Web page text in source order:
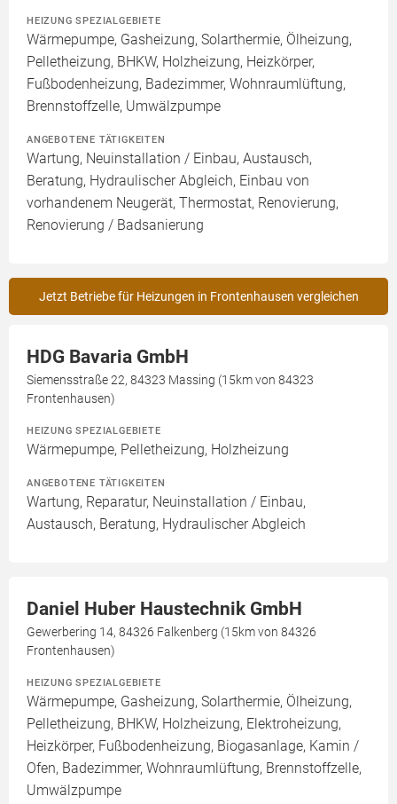
HEIZUNG SPEZIALGEBIETE
Wärmepumpe, Gasheizung, Solarthermie, Ölheizung,
Pelletheizung, BHKW, Holzheizung, Heizkörper,
Fußbodenheizung, Badezimmer, Wohnraumlüftung,
Brennstoffzelle, Umwälzpumpe
ANGEBOTENE TÄTIGKEITEN
Wartung, Neuinstallation / Einbau, Austausch,
Beratung, Hydraulischer Abgleich, Einbau von
vorhandenem Neugerät, Thermostat, Renovierung,
Renovierung / Badsanierung
Jetzt Betriebe für Heizungen in Frontenhausen vergleichen
HDG Bavaria GmbH
Siemensstraße 22, 84323 Massing (15km von 84323
Frontenhausen)
HEIZUNG SPEZIALGEBIETE
Wärmepumpe, Pelletheizung, Holzheizung
ANGEBOTENE TÄTIGKEITEN
Wartung, Reparatur, Neuinstallation / Einbau,
Austausch, Beratung, Hydraulischer Abgleich
Daniel Huber Haustechnik GmbH
Gewerbering 14, 84326 Falkenberg (15km von 84326
Frontenhausen)
HEIZUNG SPEZIALGEBIETE
Wärmepumpe, Gasheizung, Solarthermie, Ölheizung,
Pelletheizung, BHKW, Holzheizung, Elektroheizung,
Heizkörper, Fußbodenheizung, Biogasanlage, Kamin /
Ofen, Badezimmer, Wohnraumlüftung, Brennstoffzelle,
Umwälzpumpe